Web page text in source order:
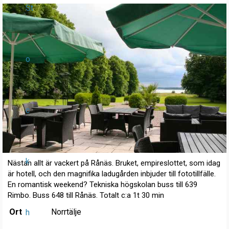
St
o
c
k
h
Nästan allt är vackert på Rånäs. Bruket, empireslottet, som idag
är hotell, och den magnifika ladugården inbjuder till fototillfälle.
En romantisk weekend? Tekniska högskolan buss till 639
Rimbo. Buss 648 till Rånäs. Totalt c:a 1t 30 min
Ort Norrtälje